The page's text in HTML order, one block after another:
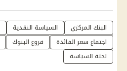
البنك المركزي السياسة النقدية
اجتماع سعر الفائدة
فروع البنوك
لجنة السياسة